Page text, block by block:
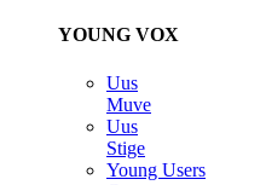
YOUNG VOX
Uus
Muve
Uus
Stige
Young Users